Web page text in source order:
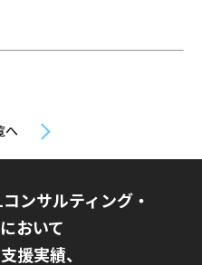
へ
ンサルティング・
おいて
援実績、